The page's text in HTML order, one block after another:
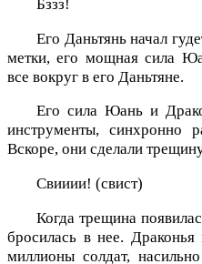
Бззз!
Его Даньтянь начал
метки, его мощная сила
все вокруг в его Даньтяне.
Его сила Юань и
инструменты, синхронно
Вскоре, они сделали
Свииии! (свист)
Когда трещина
бросилась в нее.
миллионы солдат,